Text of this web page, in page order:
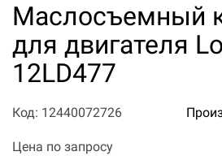
Маслосъемный
для двигателя
12LD477
Код: 12440072726
Цена по запросу